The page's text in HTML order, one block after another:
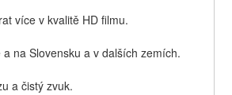
více v kvalitě HD filmu.
na Slovensku a v dalších zemích.
a čistý zvuk.